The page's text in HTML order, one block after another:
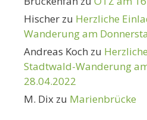
Hischer zu Herzliche
Wanderung am
Andreas Koch zu
Stadtwald-Wanderung
28.04.2022
M. Dix zu Marienbrücke